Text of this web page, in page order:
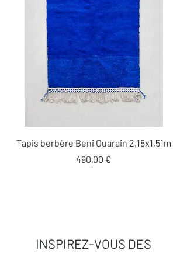
Tapis berbère Beni Ouarain 2,18x1,51m
Prix
490,00 €
INSPIREZ-VOUS DES